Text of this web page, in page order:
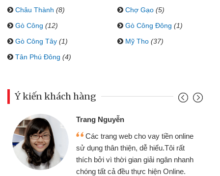
Châu Thành (8) Chợ Gạo (5)
Gò Công (12) Gò Công Đông (1)
Gò Công Tây (1) Mỹ Tho (37)
Tân Phú Đông (4)
Ý kiến khách hàng
Trang Nguyễn
Các trang web cho vay tiền online
sử dụng thân thiện, dễ hiểu.Tôi rất
thích bởi vì thời gian giải ngân nhanh
chóng tất cả đều thực hiện Online.